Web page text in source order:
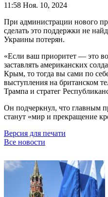
11:58 Ноя. 10, 2024
При администрации нового
сделать это поддержки не
Украины потерян.
«Если ваш приоритет — это
заставлять американских
Крым, то тогда вы сами по
выступления на британском
Трампа и стратег
Он подчеркнул, что главным
станут «мир и прекращение
Версия для печати
Все новости